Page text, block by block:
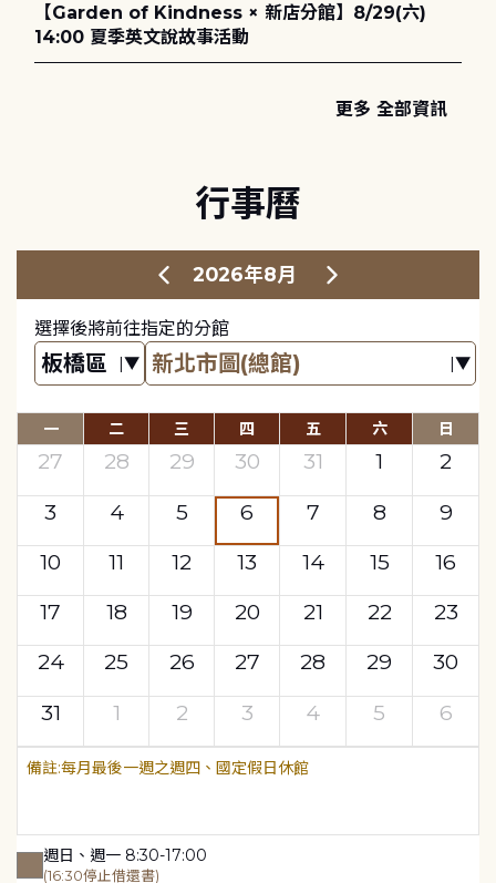
【Garden of Kindness × 新店分館】8/29(六)
14:00 夏季英文說故事活動
更多 全部資訊
行事曆
2026年8月
選擇後將前往指定的分館
一 二 三 四 五 六 日
27 28 29 30 31 1
2
3
4 5 6 7 8
9
10
11 12 13 14 15
16
17
18 19 20 21 22
23
24
25 26 27 28 29
30
31
1 2 3 4 5 6
每月最後一週之週四、國定假日休館
週日、週一 8:30-17:00
(16:30停止借還書)